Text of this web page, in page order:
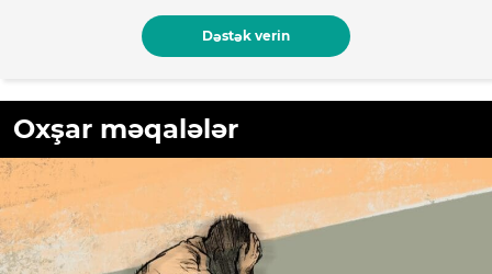
Dəstək verin
Oxşar məqalələr